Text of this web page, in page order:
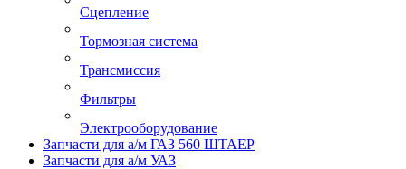
Сцепление
Тормозная система
Трансмиссия
Фильтры
Электрооборудование
Запчасти для а/м ГАЗ 560 ШТАЕР
Запчасти для а/м УАЗ